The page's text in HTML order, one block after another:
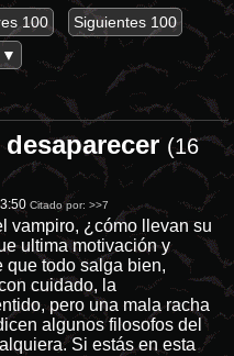
100
Siguientes 100
▼
(16
Citado por:>>7
vampiro, ¿cómo llevan su
ultima motivación y
que todo salga bien,
cuidado, la
pero una mala racha
algunos filosofos del
Si estás en esta